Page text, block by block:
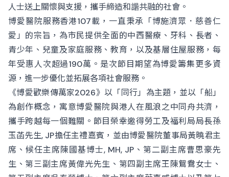
人士送上關懷與支援，攜手締造和諧共融的社會。
博愛醫院服務香港107載，一直秉承「博施濟眾．慈善仁
愛」的宗旨，為市民提供全面的中西醫療、牙科、長者、
青少年、兒童及家庭服務、教育，以及基層住屋服務，每
年受惠人次超過190萬。是次節目期望為博愛籌集更多資
源，進一步優化並拓展各項社會服務。
《博愛歡樂傳萬家2026》以「同行」為主題，並以「船」
為創作概念，寓意博愛醫院與港人在風浪之中同舟共濟，
攜手跨越每一個難關。節目榮幸邀得勞工及福利局局長孫
玉菡先生, JP擔任主禮嘉賓，並由博愛醫院董事局黃曉君主
席、候任主席陳國基博士, MH, JP、第二副主席曹思豪先
生、第三副主席黃偉光先生、第四副主席王陳鴛鴦女士、